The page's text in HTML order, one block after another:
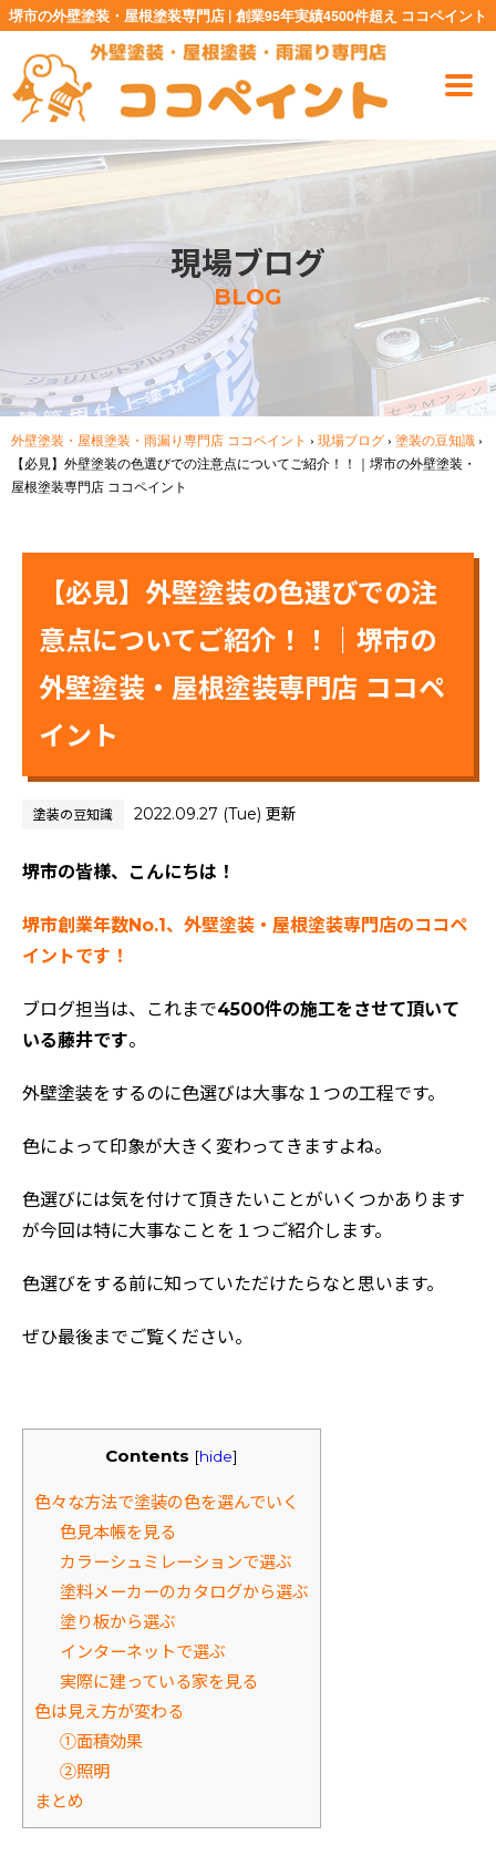
堺市の外壁塗装・屋根塗装専門店 | 創業95年実績4500件超え ココペイント
現場ブログ
BLOG
外壁塗装・屋根塗装・雨漏り専門店 ココペイント › 現場ブログ › 塗装の豆知識 ›
【必見】外壁塗装の色選びでの注意点についてご紹介！！｜堺市の外壁塗装・
屋根塗装専門店 ココペイント
【必見】外壁塗装の色選びでの注
意点についてご紹介！！｜堺市の
外壁塗装・屋根塗装専門店 ココペ
イント
塗装の豆知識 2022.09.27 (Tue) 更新
堺市の皆様、こんにちは！
堺市創業年数No.1、外壁塗装・屋根塗装専門店のココペ
イントです！
ブログ担当は、これまで4500件の施工をさせて頂いて
いる藤井です。
外壁塗装をするのに色選びは大事な１つの工程です。
色によって印象が大きく変わってきますよね。
色選びには気を付けて頂きたいことがいくつかあります
が今回は特に大事なことを１つご紹介します。
色選びをする前に知っていただけたらなと思います。
ぜひ最後までご覧ください。
Contents [hide]
色々な方法で塗装の色を選んでいく
色見本帳を見る
カラーシュミレーションで選ぶ
塗料メーカーのカタログから選ぶ
塗り板から選ぶ
インターネットで選ぶ
実際に建っている家を見る
色は見え方が変わる
①面積効果
②照明
まとめ